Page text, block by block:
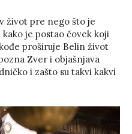
život pre nego što je
je postao čovek koji
proširuje Belin život
Zver i objašnjava
i zašto su takvi kakvi